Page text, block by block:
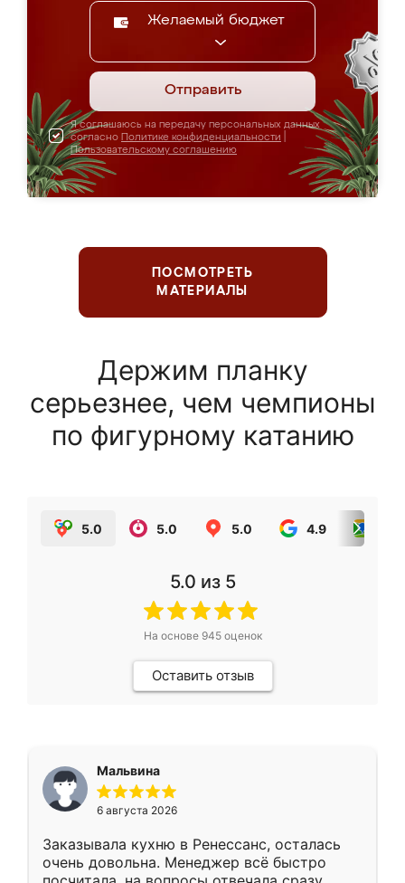
Желаемый бюджет
Отправить
Я соглашаюсь на передачу персональных данных
согласно Политике конфиденциальности
Пользовательскому соглашению
ПОСМОТРЕТЬ
МАТЕРИАЛЫ
Держим планку
серьезнее, чем чемпионы
по фигурному катанию
5.0 5.0 5.0 4.9
5.0 из 5
На основе 945оценок
Оставить отзыв
Мальвина
6 августа 2026
Заказывала кухню в Ренессанс, осталась
очень довольна. Менеджер всё быстро